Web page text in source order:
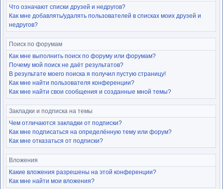
Что означают списки друзей и недругов?
Как мне добавлять/удалять пользователей в списках моих друзей и
недругов?
Поиск по форумам
Как мне выполнить поиск по форуму или форумам?
Почему мой поиск не даёт результатов?
В результате моего поиска я получил пустую страницу!
Как мне найти пользователя конференции?
Как мне найти свои сообщения и созданные мной темы?
Закладки и подписка на темы
Чем отличаются закладки от подписки?
Как мне подписаться на определённую тему или форум?
Как мне отказаться от подписки?
Вложения
Какие вложения разрешены на этой конференции?
Как мне найти мои вложения?